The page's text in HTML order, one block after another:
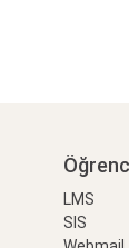
LMS
SIS